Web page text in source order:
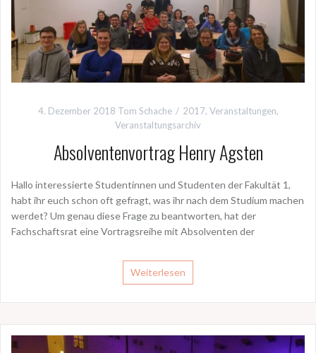
4. Dezember 2018 Tom Schache 2017, Veranstaltungen,
Veranstaltungsarchiv
Absolventenvortrag Henry Agsten
Hallo interessierte Studentinnen und Studenten der Fakultät 1,
habt ihr euch schon oft gefragt, was ihr nach dem Studium machen
werdet? Um genau diese Frage zu beantworten, hat der
Fachschaftsrat eine Vortragsreihe mit Absolventen der
Weiterlesen